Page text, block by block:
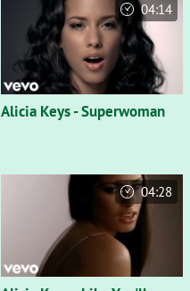
Alicia Keys - Superwoman
04:14
04:28